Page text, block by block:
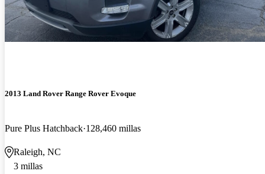
2013 Land Rover Range Rover Evoque
Pure Plus Hatchback 128,460 millas
Raleigh, NC
3 millas